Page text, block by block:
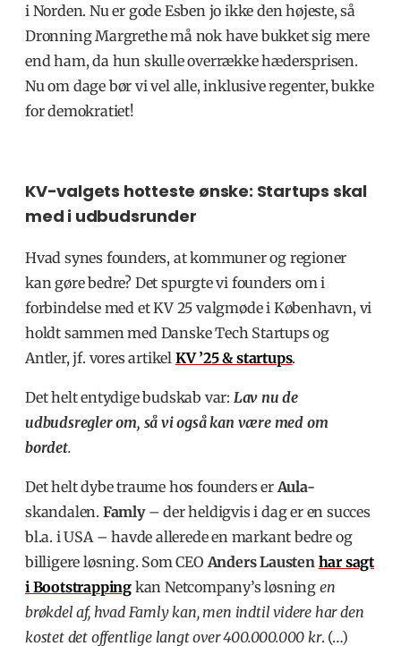
i Norden. Nu er gode Esben jo ikke den højeste, så
Dronning Margrethe må nok have bukket sig mere
end ham, da hun skulle overrække hædersprisen.
Nu om dage bør vi vel alle, inklusive regenter, bukke
for demokratiet!
KV-valgets hotteste ønske: Startups skal
med i udbudsrunder
Hvad synes founders, at kommuner og regioner
kan gøre bedre? Det spurgte vi founders om i
forbindelse med et KV 25 valgmøde i København, vi
holdt sammen med Danske Tech Startups og
Antler, jf. vores artikel KV ’25 & startups.
Det helt entydige budskab var: Lav nu de
udbudsregler om, så vi også kan være med om
bordet.
Det helt dybe traume hos founders erAula-
skandalen. Famly – der heldigvis i dag er en succes
bl.a. i USA – havde allerede en markant bedre og
billigere løsning. Som CEO Anders Lausten har sagt
i Bootstrapping kan Netcompany’s løsning en
brøkdel af, hvad Famly kan, men indtil videre har den
kostet det offentlige langt over 400.000.000 kr. (…)